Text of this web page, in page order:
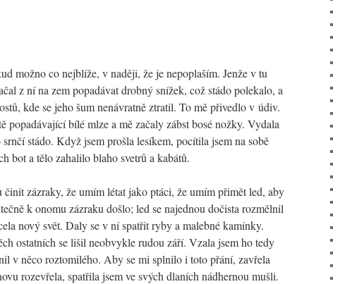
možno co nejblíže, v naději, že je nepoplaším. Jenže v tu
z ní na zem popadávat drobný snížek, což stádo polekalo, a
kde se jeho šum nenávratně ztratil. To mě přivedlo v údiv.
popadávající bílé mlze a mě začaly zábst bosé nožky. Vydala
stádo. Když jsem prošla lesíkem, pocítila jsem na sobě
bot a tělo zahalilo blaho svetrů a kabátů.
zázraky, že umím létat jako ptáci, že umím přimět led, aby
k onomu zázraku došlo; led se najednou dočista rozmělnil
nový svět. Daly se v ní spatřit ryby a malebné kamínky.
ostatních se lišil neobvykle rudou září. Vzala jsem ho tedy
v něco roztomilého. Aby se mi splnilo i toto přání, zavřela
rozevřela, spatřila jsem ve svých dlaních nádhernou mušli.